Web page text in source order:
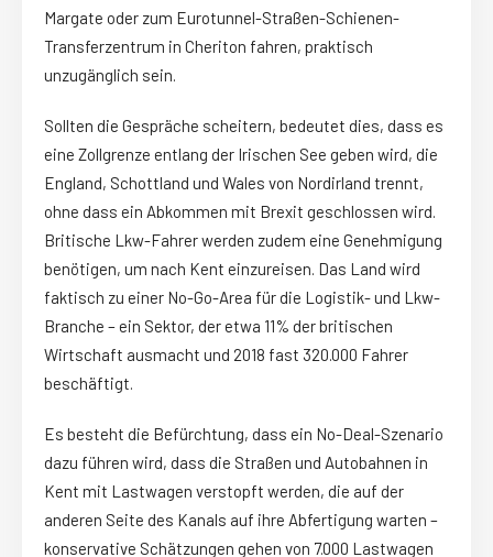
Margate oder zum Eurotunnel-Straßen-Schienen-
Transferzentrum in Cheriton fahren, praktisch
unzugänglich sein.
Sollten die Gespräche scheitern, bedeutet dies, dass es
eine Zollgrenze entlang der Irischen See geben wird, die
England, Schottland und Wales von Nordirland trennt,
ohne dass ein Abkommen mit Brexit geschlossen wird.
Britische Lkw-Fahrer werden zudem eine Genehmigung
benötigen, um nach Kent einzureisen. Das Land wird
faktisch zu einer No-Go-Area für die Logistik- und Lkw-
Branche – ein Sektor, der etwa 11% der britischen
Wirtschaft ausmacht und 2018 fast 320.000 Fahrer
beschäftigt.
Es besteht die Befürchtung, dass ein No-Deal-Szenario
dazu führen wird, dass die Straßen und Autobahnen in
Kent mit Lastwagen verstopft werden, die auf der
anderen Seite des Kanals auf ihre Abfertigung warten –
konservative Schätzungen gehen von 7.000 Lastwagen